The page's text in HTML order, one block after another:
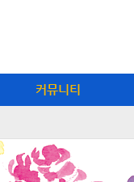
커뮤니티